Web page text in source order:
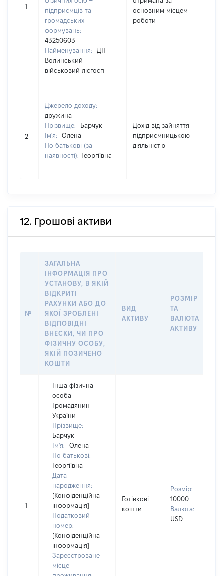
1
підприємців та
громадських
формувань:
43250603
Найменування:
ДП
Волинський
військовий лісгосп
основним місцем
роботи
2
Джерело доходу:
дружина
Прізвище:
Барчук
Ім'я:
Олена
По батькові (за
наявності): Георгіївна
Дохід від зайняття
підприємницькою
діяльністю
12. Грошові активи
№
ЗАГАЛЬНА
ІНФОРМАЦІЯ ПРО
УСТАНОВУ, В ЯКІЙ
ВІДКРИТІ
РАХУНКИ АБО ДО
ЯКОЇ ЗРОБЛЕНІ
ВІДПОВІДНІ
ВНЕСКИ, ЧИ ПРО
ФІЗИЧНУ ОСОБУ,
ЯКІЙ ПОЗИЧЕНО
КОШТИ
ВИД
АКТИВУ
РОЗМІР
ТА
ВАЛЮТА
АКТИВУ
1
Інша фізична
особа
Громадянин
України
Прізвище:
Барчук
Ім'я:
Олена
По батькові:
Георгіївна
Дата
народження:
[Конфіденційна
інформація]
Податковий
номер:
[Конфіденційна
інформація]
Зареєстроване
місце
Готівкові
кошти
Розмір:
10000
Валюта:
USD